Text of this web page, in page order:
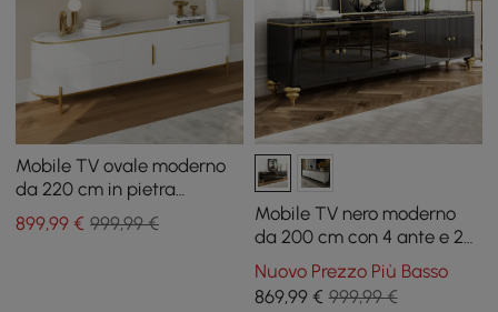
Mobile TV ovale moderno
da 220 cm in pietra
sinterizzata con 4 cassetti
e ripiano
899,99 € 999,99 €
Mobile TV nero moderno
da 200 cm con 4 ante e 2
cassetti
Nuovo Prezzo Più Basso
869,99€ 999,99 €